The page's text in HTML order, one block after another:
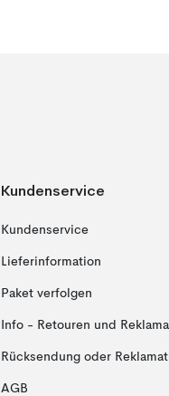
Kundenservice
Kundenservice
Lieferinformation
Paket verfolgen
Info - Retouren und
Rücksendung oder
AGB